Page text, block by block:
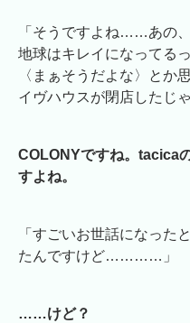
「そうですよね……あの
地球はキレイになってる
〈まぁそうだよな〉と
イヴハウスが閉店したじ
COLONYですね。tacica
すよね。
「すごいお世話になった
たんですけど…………」
……けど？